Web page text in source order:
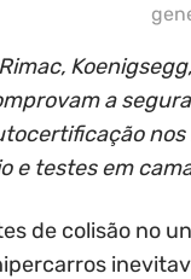
a
nos
e testes em
de colisão no